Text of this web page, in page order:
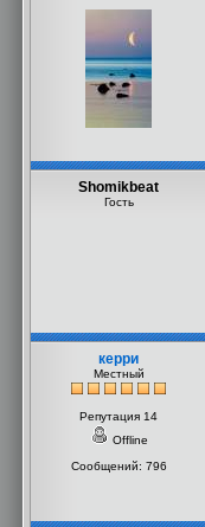
Shomikbeat
Гость
керри
Местный
Репутация 14
Offline
Сообщений: 796